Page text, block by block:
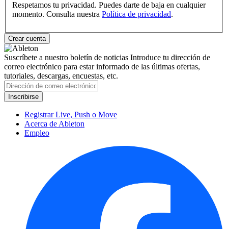
Respetamos tu privacidad. Puedes darte de baja en cualquier
momento. Consulta nuestra Política de privacidad.
Suscríbete a nuestro boletín de noticias Introduce tu dirección de
correo electrónico para estar informado de las últimas ofertas,
tutoriales, descargas, encuestas, etc.
Registrar Live, Push o Move
Acerca de Ableton
Empleo